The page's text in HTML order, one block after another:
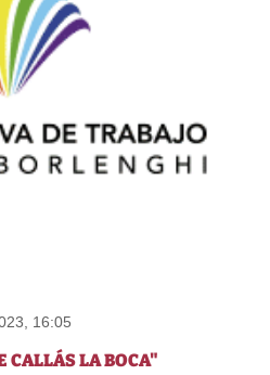
16:05
CALLÁS LA BOCA"